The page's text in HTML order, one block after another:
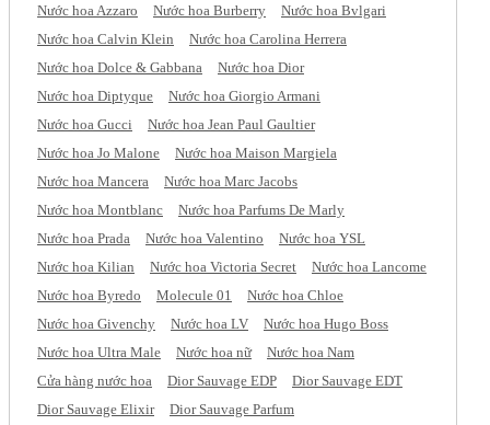
Nước hoa Azzaro
Nước hoa Burberry
Nước hoa Bvlgari
Nước hoa Calvin Klein
Nước hoa Carolina Herrera
Nước hoa Dolce & Gabbana
Nước hoa Dior
Nước hoa Diptyque
Nước hoa Giorgio Armani
Nước hoa Gucci
Nước hoa Jean Paul Gaultier
Nước hoa Jo Malone
Nước hoa Maison Margiela
Nước hoa Mancera
Nước hoa Marc Jacobs
Nước hoa Montblanc
Nước hoa Parfums De Marly
Nước hoa Prada
Nước hoa Valentino
Nước hoa YSL
Nước hoa Kilian
Nước hoa Victoria Secret
Nước hoa Lancome
Nước hoa Byredo
Molecule 01
Nước hoa Chloe
Nước hoa Givenchy
Nước hoa LV
Nước hoa Hugo Boss
Nước hoa Ultra Male
Nước hoa nữ
Nước hoa Nam
Cửa hàng nước hoa
Dior Sauvage EDP
Dior Sauvage EDT
Dior Sauvage Elixir
Dior Sauvage Parfum